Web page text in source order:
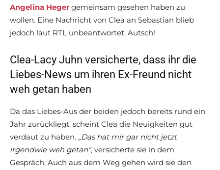
Angelina Heger gemeinsam gesehen haben zu
wollen. Eine Nachricht von Clea an Sebastian blieb
jedoch laut RTL unbeantwortet. Autsch!
Clea-Lacy Juhn versicherte, dass ihr die
Liebes-News um ihren Ex-Freund nicht
weh getan haben
Da das Liebes-Aus der beiden jedoch bereits rund ein
Jahr zurückliegt, scheint Clea die Neuigkeiten gut
verdaut zu haben. „Das hat mir gar nicht jetzt
irgendwie weh getan“, versicherte sie in dem
Gespräch. Auch aus dem Weg gehen wird sie den